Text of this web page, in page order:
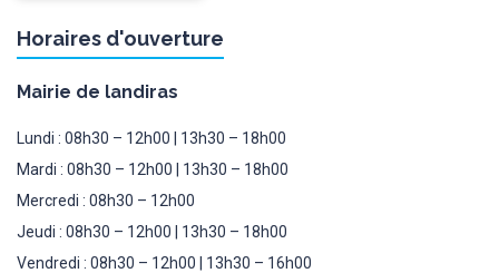
Horaires d'ouverture
Mairie de landiras
Lundi : 08h30 – 12h00 | 13h30 – 18h00
Mardi : 08h30 – 12h00 | 13h30 – 18h00
Mercredi : 08h30 – 12h00
Jeudi : 08h30 – 12h00 | 13h30 – 18h00
Vendredi : 08h30 – 12h00 | 13h30 – 16h00